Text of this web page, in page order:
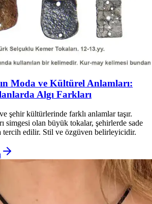
Moda ve Kültürel Anlamları:
Algı Farkları
şehir kültürlerinde farklı anlamlar taşır.
simgesi olan büyük tokalar, şehirlerde sade
tercih edilir. Stil ve özgüven belirleyicidir.